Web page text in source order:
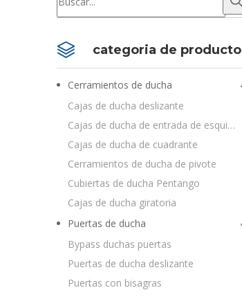
categoria de producto
Cerramientos de ducha
Cajas de ducha deslizante
Cajas de ducha de entrada de esquina
Cajas de ducha de cuadrante
Cerramientos de ducha de pivote
Cubiertas de ducha Pentango
Cajas de ducha giratoria
Puertas de ducha
Bypass duchas puertas
Puertas de ducha deslizante
Puertas con bisagras